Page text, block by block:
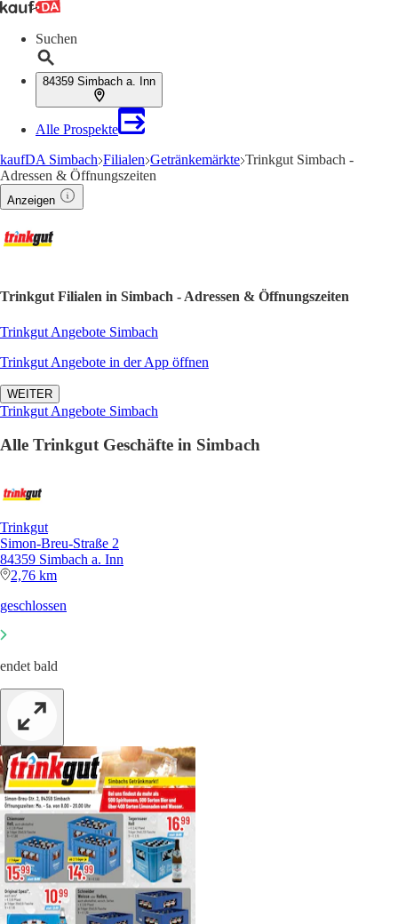
Suchen
84359 Simbach a. Inn
Alle Prospekte
kaufDA Simbach Filialen Getränkemärkte Trinkgut Simbach -
Adressen & Öffnungszeiten
Anzeigen
Trinkgut Filialen in Simbach - Adressen & Öffnungszeiten
Trinkgut Angebote Simbach
Trinkgut Angebote in der App öffnen
WEITER
Trinkgut Angebote Simbach
Alle Trinkgut Geschäfte in Simbach
Trinkgut
Simon-Breu-Straße 2
84359 Simbach a. Inn
2,76 km
geschlossen
endet bald